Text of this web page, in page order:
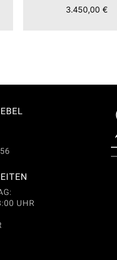
3.450,00 €
UHR